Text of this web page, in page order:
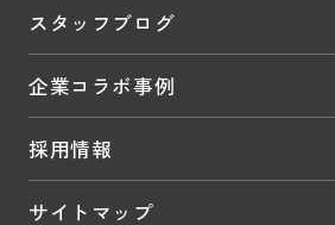
スタッフブログ
企業コラボ事例
採用情報
サイトマップ